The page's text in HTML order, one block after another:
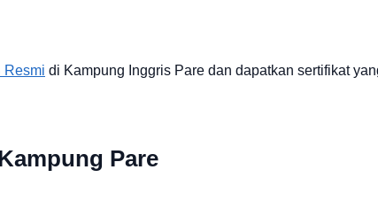
Resmi di Kampung Inggris Pare dan dapatkan sertifikat
Pare